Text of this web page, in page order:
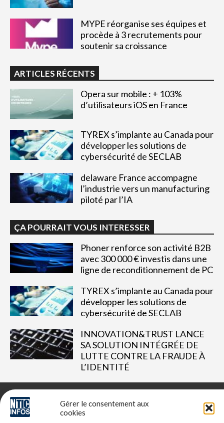
Gérer le consentement aux
cookies
MYPE réorganise ses équipes et
procède à 3 recrutements pour
soutenir sa croissance
ARTICLES RÉCENTS
Opera sur mobile : + 103%
d’utilisateurs iOS en France
TYREX s’implante au Canada pour
développer les solutions de
cybersécurité de SECLAB
delaware France accompagne
l’industrie vers un manufacturing
piloté par l’IA
ÇA POURRAIT VOUS INTERESSER
Phoner renforce son activité B2B
avec 300 000 € investis dans une
ligne de reconditionnement de PC
TYREX s’implante au Canada pour
développer les solutions de
cybersécurité de SECLAB
INNOVATION&TRUST LANCE
SA SOLUTION INTÉGRÉE DE
LUTTE CONTRE LA FRAUDE À
L’IDENTITÉ